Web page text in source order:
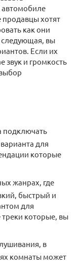
продавцы хотят
как они
следующая, вы
Если их
звук и громкость
подключать
для
которые
жанрах, где
быстрый и
для
которые, вы
в
комнаты может